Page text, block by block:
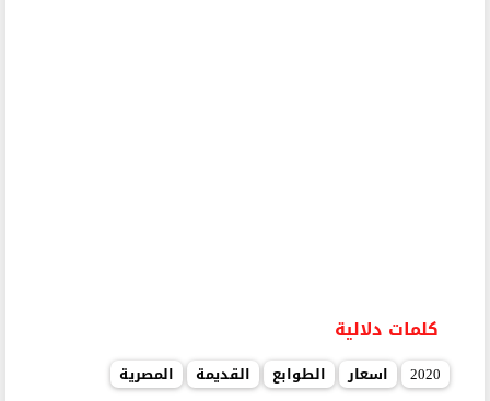
كلمات دلالية
2020 اسعار الطوابع القديمة المصرية